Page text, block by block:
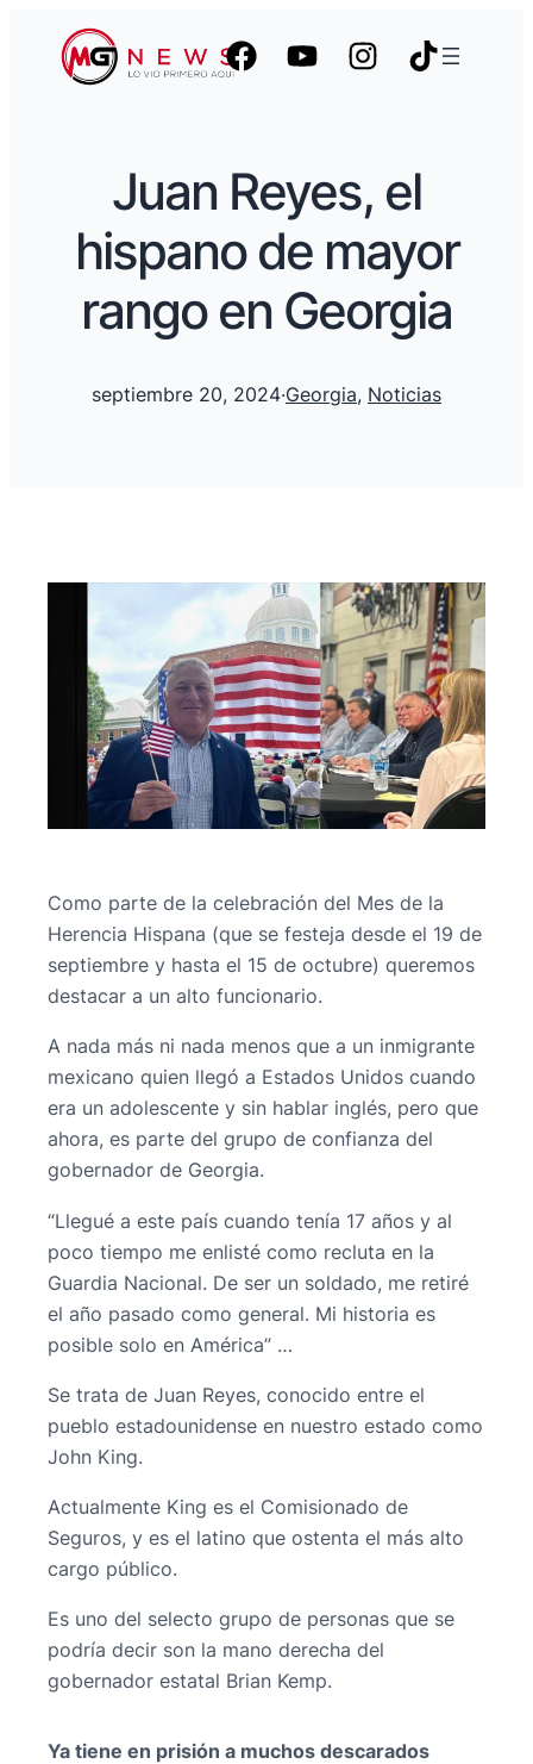
Juan Reyes, el
hispano de mayor
rango en Georgia
septiembre 20, 2024·Georgia, Noticias
Como parte de la celebración del Mes de la
Herencia Hispana (que se festeja desde el 19 de
septiembre y hasta el 15 de octubre) queremos
destacar a un alto funcionario.
A nada más ni nada menos que a un inmigrante
mexicano quien llegó a Estados Unidos cuando
era un adolescente y sin hablar inglés, pero que
ahora, es parte del grupo de confianza del
gobernador de Georgia.
“Llegué a este país cuando tenía 17 años y al
poco tiempo me enlisté como recluta en la
Guardia Nacional. De ser un soldado, me retiré
el año pasado como general. Mi historia es
posible solo en América” …
Se trata de Juan Reyes, conocido entre el
pueblo estadounidense en nuestro estado como
John King.
Actualmente King es el Comisionado de
Seguros, y es el latino que ostenta el más alto
cargo público.
Es uno del selecto grupo de personas que se
podría decir son la mano derecha del
gobernador estatal Brian Kemp.
Ya tiene en prisión a muchos descarados